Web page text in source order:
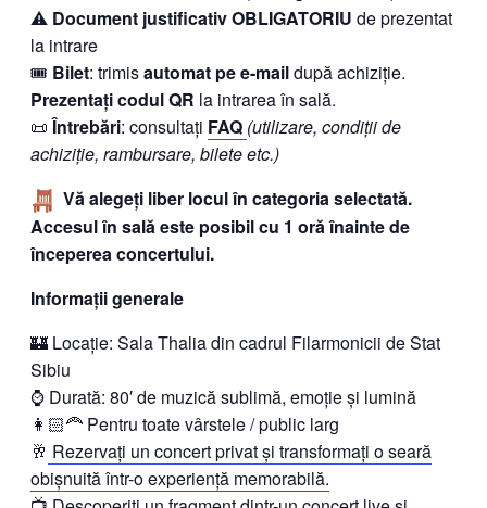
⚠️ Document justificativ OBLIGATORIU de prezentat
la intrare
🎟 Bilet: trimisautomat pe e-maildupă achiziție.
Prezentați codul QR la intrarea în sală.
📜Întrebări: consultați FAQ (utilizare, condiții de
achiziție, rambursare, bilete etc.)
Vă alegeți liber locul în categoria selectată.
Accesul în sală este posibil cu 1 oră înainte de
începerea concertului.
Informații generale
🏰 Locație: Sala Thalia din cadrul Filarmonicii de Stat
Sibiu
⌚ Durată: 80′ de muzică sublimă, emoție și lumină
👩🏻‍🦰 Pentru toate vârstele / public larg
🥂 Rezervați un concert privat și transformați o seară
obișnuită într-o experiență memorabilă.